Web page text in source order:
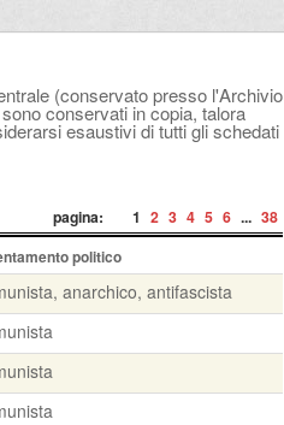
(conservato presso l'Archivio
conservati in copia, talora
esaustivi di tutti gli schedati
pagina: 1 2 3 4 5 6 ... 38
politico
anarchico, antifascista